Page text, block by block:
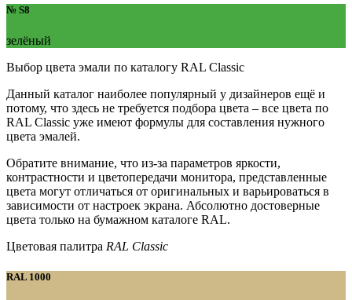
№ S8
зелёный
Выбор цвета эмали по каталогу RAL Classic
Данный каталог наиболее популярный у дизайнеров ещё и
потому, что здесь не требуется подбора цвета – все цвета по
RAL Classic уже имеют формулы для составления нужного
цвета эмалей.
Обратите внимание, что из-за параметров яркости,
контрастности и цветопередачи монитора, представленные
цвета могут отличаться от оригинальных и варьироваться в
зависимости от настроек экрана. Абсолютно достоверные
цвета только на бумажном каталоге RAL.
Цветовая палитра RAL Classic
RAL 1000